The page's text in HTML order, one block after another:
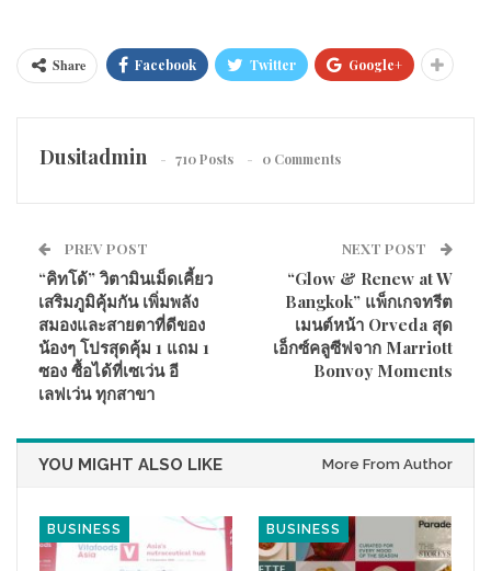
บริษัท เบเยอร์ จำกัด ผู้นำด้านนวัตกรรมสีรักษ์โลก เดินหน้ายก
ระดับมาตรฐานอาคารปลอดภัยและเป็นมิตรต่อสิ่งแวดล้อม เปิดตัว
โครงการ “โรงเรียนปลอดภัย ห่างไกลอัคคีภัยด้วยนวัตกรรมจาก
ขยะอาหาร” ณ ศูนย์เด็กปฐมวัยเมอร์ซี่ คลองเตย ร่วมกับพันธมิตร
ภาครัฐและเอกชน ได้แก่ ศูนย์นาโนเทค สวทช., โรงแรมแบงค็อก
แมริออท มาร์คีส์ ควีนส์ปาร์ค และกรุงเทพมหานคร
(Food waste) จากเปลือกหอยนางรม สู่ “สารชีวภาพหน่วงไฟ” ที่
คุณสมบัติโดดเด่น ทั้งด้านการสะท้อนความร้อน และคุณสมบัติ
หน่วงไฟ เพื่อลดความเสี่ยงอัคคีภัยในแหล่งชุมชน โดยเฉพาะพื้นที่
Share Facebook Twitter Google+
Dusitadmin 710 Posts 0 Comments
PREV POST
“คิทโด้” วิตามินเม็ดเคี้ยว
เสริมภูมิคุ้มกัน เพิ่มพลัง
สมองและสายตาที่ดีของ
น้องๆ โปรสุดคุ้ม 1 แถม 1
ซอง ซื้อได้ที่เซเว่น อี
เลฟเว่น ทุกสาขา
NEXT POST
“Glow & Renew at W
Bangkok” แพ็กเกจทรีต
เมนต์หน้า Orveda สุด
เอ็กซ์คลูซีฟจาก Marriott
Bonvoy Moments
YOU MIGHT ALSO LIKE More From Author
BUSINESS BUSINESS